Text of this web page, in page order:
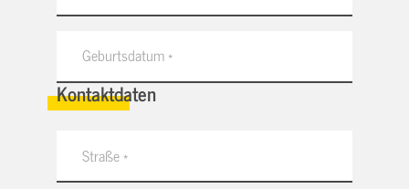
Kontaktdaten